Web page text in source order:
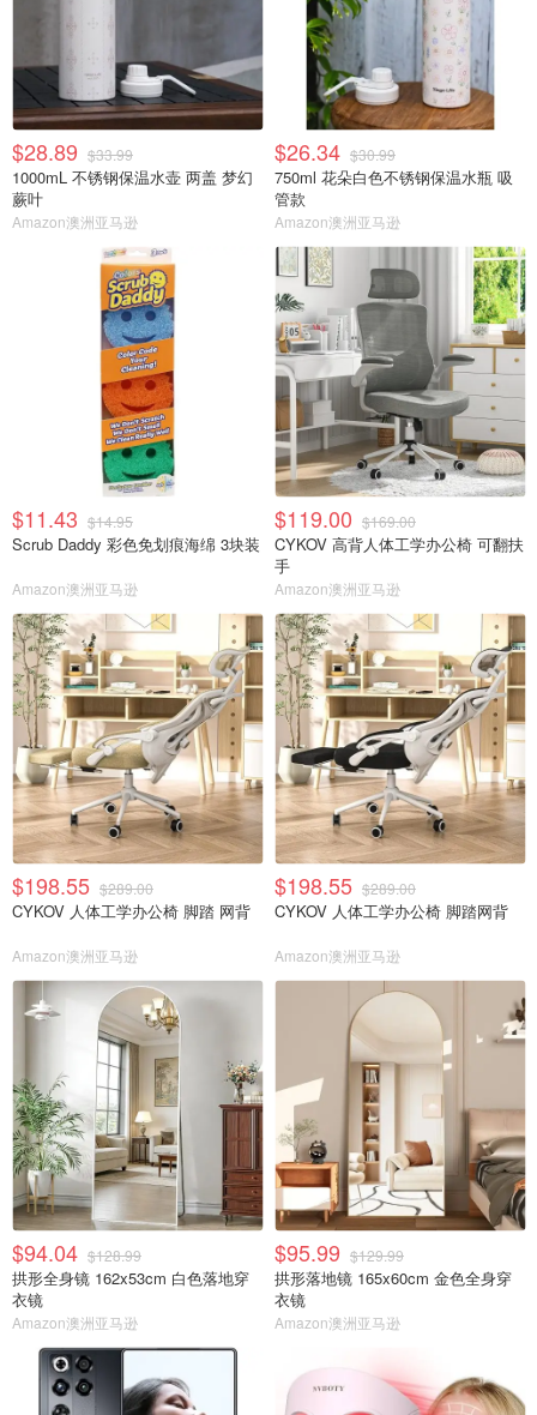
$28.89 $33.99
1000mL 不锈钢保温水壶 两盖 梦幻
蕨叶
Amazon澳洲亚马逊
$26.34 $30.99
750ml 花朵白色不锈钢保温水瓶 吸
管款
Amazon澳洲亚马逊
$11.43 $14.95
Scrub Daddy 彩色免划痕海绵 3块装
Amazon澳洲亚马逊
$119.00 $169.00
CYKOV 高背人体工学办公椅 可翻扶
手
Amazon澳洲亚马逊
$198.55 $289.00
CYKOV 人体工学办公椅 脚踏 网背
Amazon澳洲亚马逊
$198.55 $289.00
CYKOV 人体工学办公椅 脚踏网背
Amazon澳洲亚马逊
$94.04 $128.99
拱形全身镜 162x53cm 白色落地穿
衣镜
Amazon澳洲亚马逊
$95.99 $129.99
拱形落地镜 165x60cm 金色全身穿
衣镜
Amazon澳洲亚马逊